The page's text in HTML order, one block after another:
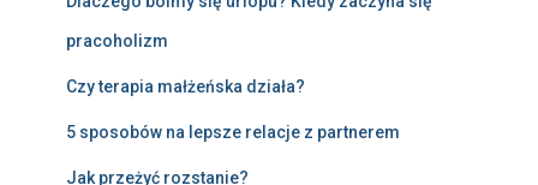
pracoholizm
Czy terapia małżeńska działa?
5 sposobów na lepsze relacje z partnerem
Jak przeżyć rozstanie?